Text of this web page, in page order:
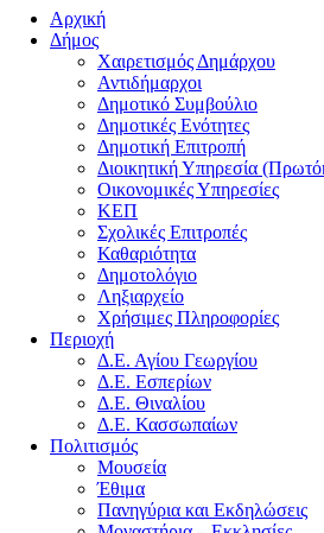
Αρχική
Δήμος
Χαιρετισμός Δημάρχου
Αντιδήμαρχοι
Δημοτικό Συμβούλιο
Δημοτικές Ενότητες
Δημοτική Επιτροπή
Διοικητική Υπηρεσία
Οικονομικές Υπηρεσίες
ΚΕΠ
Σχολικές Επιτροπές
Καθαριότητα
Δημοτολόγιο
Ληξιαρχείο
Χρήσιμες Πληροφορίες
Περιοχή
Δ.Ε. Αγίου Γεωργίου
Δ.Ε. Εσπερίων
Δ.Ε. Θιναλίου
Δ.Ε. Κασσωπαίων
Πολιτισμός
Μουσεία
Έθιμα
Πανηγύρια και Εκδηλώσεις